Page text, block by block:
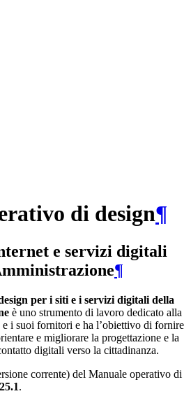
di design¶
e servizi digitali
¶
per i siti e i servizi digitali della
è uno strumento di lavoro dedicato alla
i suoi fornitori e ha l’obiettivo di fornire
e migliorare la progettazione e la
digitali verso la cittadinanza.
corrente) del Manuale operativo di
.